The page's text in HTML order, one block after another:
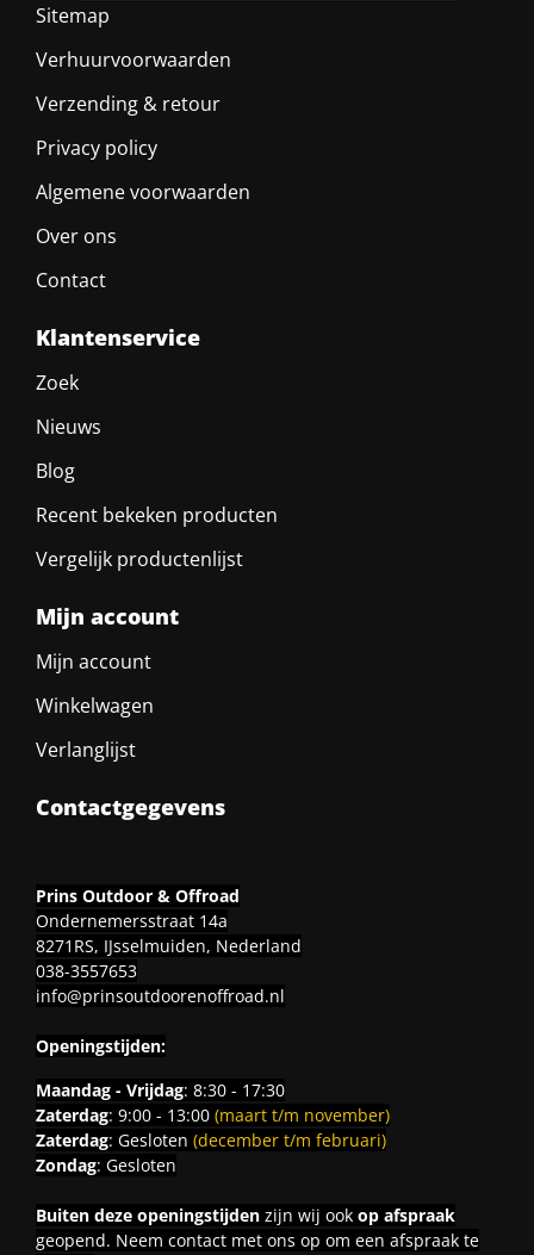
Sitemap
Verhuurvoorwaarden
Verzending & retour
Privacy policy
Algemene voorwaarden
Over ons
Contact
Klantenservice
Zoek
Nieuws
Blog
Recent bekeken producten
Vergelijk productenlijst
Mijn account
Mijn account
Winkelwagen
Verlanglijst
Contactgegevens
Prins Outdoor & Offroad
Ondernemersstraat 14a
8271RS, IJsselmuiden, Nederland
038-3557653
info@prinsoutdoorenoffroad.nl
Openingstijden:
Maandag - Vrijdag: 8:30 - 17:30
Zaterdag: 9:00 - 13:00 (maart t/m november)
Zaterdag: Gesloten (december t/m februari)
Zondag: Gesloten
Buiten deze openingstijdenzijn wij ook op afspraak
geopend. Neem contact met ons op om een afspraak te